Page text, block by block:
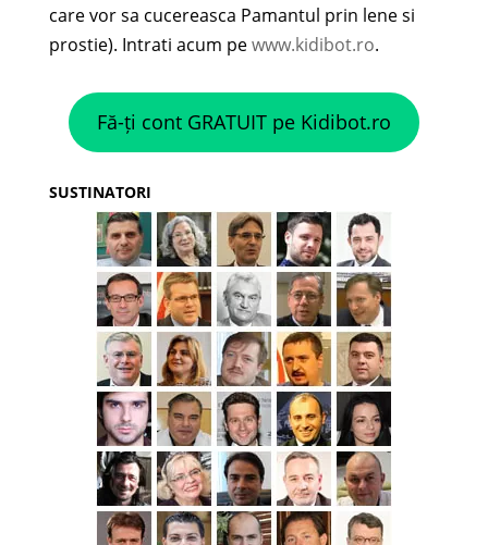
care vor sa cucereasca Pamantul prin lene si
prostie). Intrati acum pewww.kidibot.ro.
Fă-ți cont GRATUIT pe Kidibot.ro
SUSTINATORI